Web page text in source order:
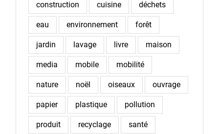
construction cuisine déchets
eau environnement forêt
jardin lavage livre maison
media mobile mobilité
nature noël oiseaux ouvrage
papier plastique pollution
produit recyclage santé